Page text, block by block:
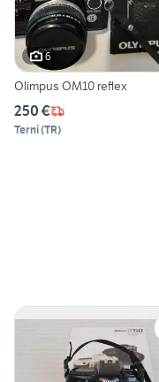
6
Olimpus OM10 reflex
250 €
Terni(TR)